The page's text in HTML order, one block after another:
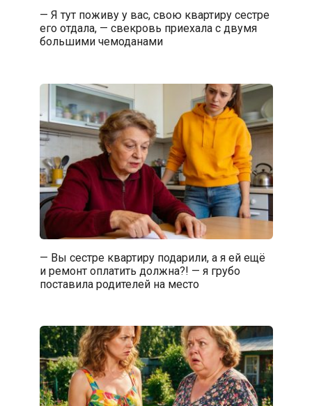
— Я тут поживу у вас, свою квартиру сестре
его отдала, — свекровь приехала с двумя
большими чемоданами
— Вы сестре квартиру подарили, а я ей ещё
и ремонт оплатить должна?! — я грубо
поставила родителей на место